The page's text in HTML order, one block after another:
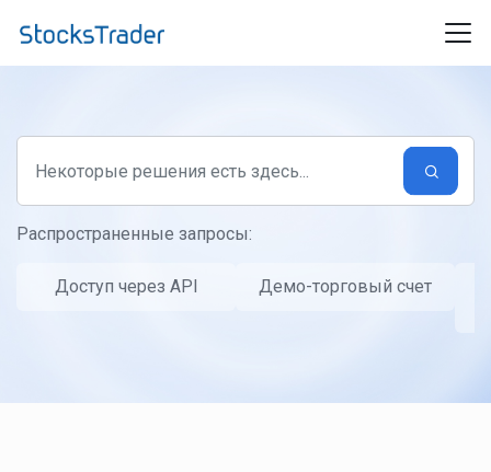
Распространенные запросы:
Доступ через API
Демо-торговый счет